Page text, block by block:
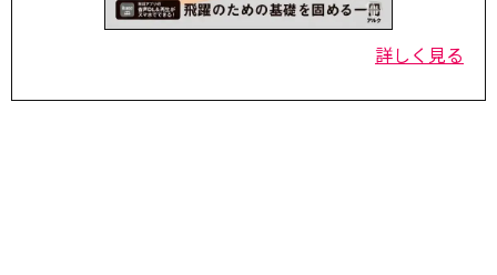
詳しく見る